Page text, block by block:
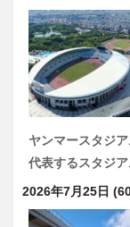
ヤンマースタジ
代表するスタジ
2026年7月25日